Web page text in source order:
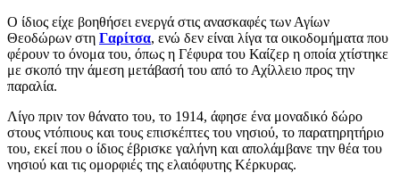
Ο ίδιος είχε βοηθήσει ενεργά στις ανασκαφές των Αγίων
Θεοδώρων στη Γαρίτσα, ενώ δεν είναι λίγα τα οικοδομήματα που
φέρουν το όνομα του, όπως η Γέφυρα του Καίζερ η οποία χτίστηκε
με σκοπό την άμεση μετάβασή του από το Αχίλλειο προς την
παραλία.
Λίγο πριν τον θάνατο του, το 1914, άφησε ένα μοναδικό δώρο
στους ντόπιους και τους επισκέπτες του νησιού, το παρατηρητήριο
του, εκεί που ο ίδιος έβρισκε γαλήνη και απολάμβανε την θέα του
νησιού και τις ομορφιές της ελαιόφυτης Κέρκυρας.